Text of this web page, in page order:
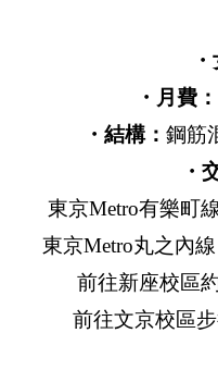
・月費
・結構： 鋼筋
・
東京Metro有樂町
東京Metro丸之內
前往新座校區約
前往文京校區步